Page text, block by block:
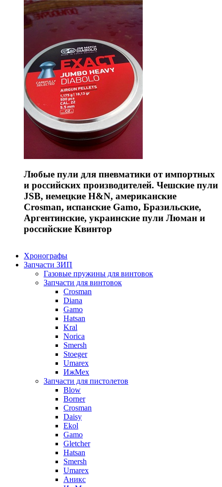
Любые пули для пневматики от импортных
и российских производителей. Чешские пули
JSB, немецкие H&N, американские
Crosman, испанские Gamo, Бразильские,
Аргентинские, украинские пули Люман и
российские Квинтор
Хронографы
Запчасти ЗИП
Газовые пружины для винтовок
Запчасти для винтовок
Crosman
Diana
Gamo
Hatsan
Kral
Norica
Smersh
Stoeger
Umarex
ИжМех
Запчасти для пистолетов
Blow
Borner
Crosman
Daisy
Ekol
Gamo
Gletcher
Hatsan
Smersh
Umarex
Аникс